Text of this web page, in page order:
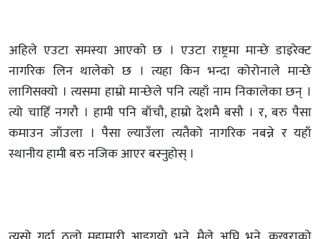
अहिले एउटा समस्या आएको छ । एउटा राष्ट्रमा मान्छे डाइरेक्ट
नागरिक लिन थालेको छ । त्यहा किन भन्दा कोरोनाले मान्छे
लागिसक्यो । त्यसमा हाम्रो मान्छेले पनि त्यहाँ नाम निकालेका छन् ।
त्यो चाहिँ नगरौ । हामी पनि बाँचौ, हाम्रो देशमै बसौ । र, बरु पैसा
कमाउन जाँउला । पैसा ल्याउँला त्यतैको नागरिक नबन्ने र यहाँ
स्थानीय हामी बरु नजिक आएर बस्नुहोस् ।